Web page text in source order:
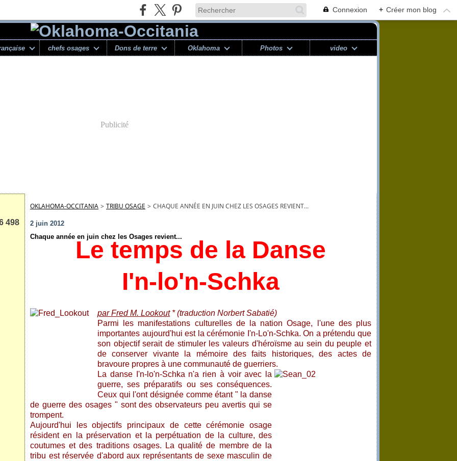
Connexion + Créer mon blog
chefs osages Dons de terre Oklahoma Photos video
Publicité
498
OKLAHOMA-OCCITANIA > TRIBU OSAGE > CHAQUE ANNÉE EN JUIN CHEZ LES OSAGES REVIENT...
2 juin 2012
Chaque année en juin chez les Osages revient...
Le temps de la Danse
I'n-lo'n-Schka
par Fred M. Lookout* (traduction Norbert Sabatié)
Parmi les manifestations culturelles de la nation Osage, l'une des plus
importantes aujourd'hui est la cérémonie I'n-Lo'n-Schka. On a prétendu que
son objectif serait de stimuler les valeurs d'héroïsme au sein du peuple et
de conserver vivante la mémoire des faits historiques, des actes de
bravoure propres à une communauté de guerriers.
La danse I'n-lo'n-Schka n'a rien à voir avec la
guerre, ses préparatifs ou ses conséquences.
Ceux qui l'ont désignée comme étant " la danse
de guerre des osages " sont des observateurs peu avertis qui se
trompent.
Aujourd'hui les objectifs principaux de cette cérémonie osage
résident en la préservation et la perpétuation de la culture, des
coutumes et des traditions osages. La qualité de membre de la
tribu est réservée d'abord aux représentants de sexe masculin de